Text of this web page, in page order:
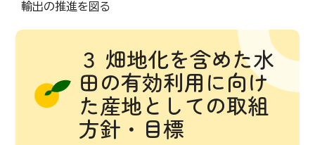
輸出の推進を図る
３ 畑地化を含めた水
田の有効利用に向け
た産地としての取組
方針・目標